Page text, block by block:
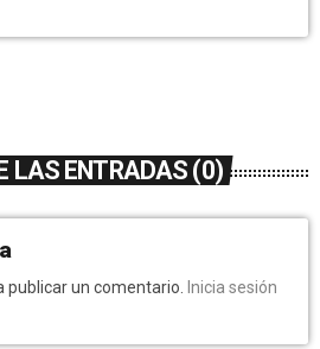
LAS ENTRADAS (0)
publicar un comentario.
Inicia sesión